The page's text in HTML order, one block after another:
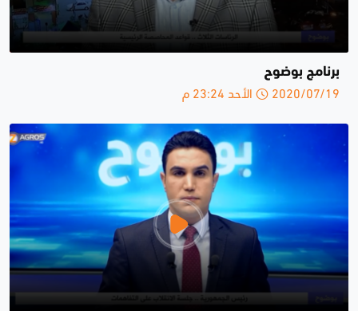
برنامج بوضوح
2020/07/19 الأحد 23:24 م